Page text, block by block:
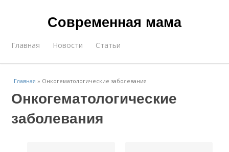
Современная мама
Главная Новости Статьи
Главная » Онкогематологические заболевания
Онкогематологические
заболевания